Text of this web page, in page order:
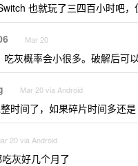
也就玩了三四百小时吧
Mar 20
吃灰概率会小很多。破解后可
Mar 20 via Android
时间了，如果碎片时间多还
20 via Android
灰好几个月了